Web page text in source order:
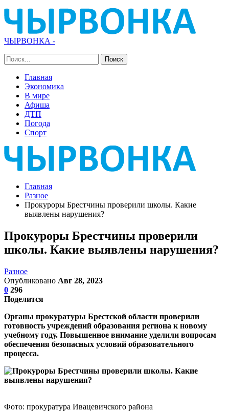
ЧЫРВОНКА -
Главная
Экономика
В мире
Афиша
ДТП
Погода
Спорт
Главная
Разное
Прокуроры Брестчины проверили школы. Какие
выявлены нарушения?
Прокуроры Брестчины проверили
школы. Какие выявлены нарушения?
Разное
Опубликовано Авг 28, 2023
0 296
Поделится
Органы прокуратуры Брестской области проверили
готовность учреждений образования региона к новому
учебному году. Повышенное внимание уделили вопросам
обеспечения безопасных условий образовательного
процесса.
Фото: прокуратура Ивацевичского района